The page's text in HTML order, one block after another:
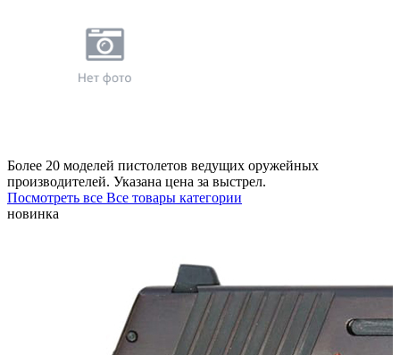
Более 20 моделей пистолетов ведущих оружейных
производителей. Указана цена за выстрел.
Посмотреть все Все товары категории
новинка